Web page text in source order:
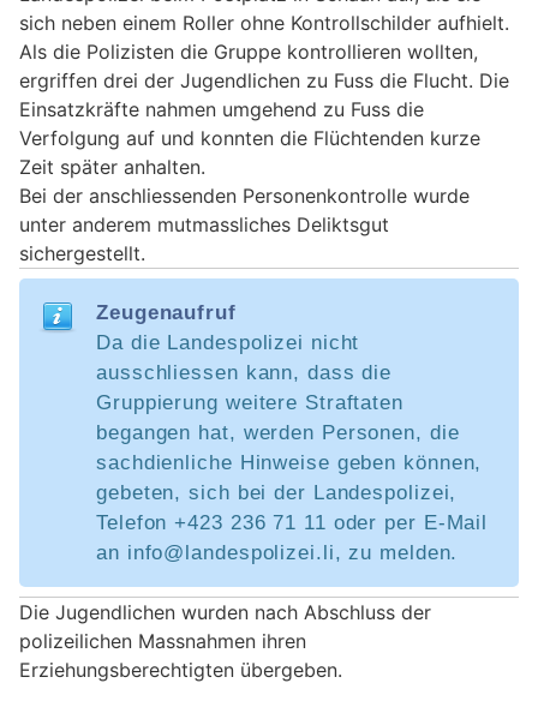
sich neben einem Roller ohne Kontrollschilder aufhielt.
Als die Polizisten die Gruppe kontrollieren wollten,
ergriffen drei der Jugendlichen zu Fuss die Flucht. Die
Einsatzkräfte nahmen umgehend zu Fuss die
Verfolgung auf und konnten die Flüchtenden kurze
Zeit später anhalten.
Bei der anschliessenden Personenkontrolle wurde
unter anderem mutmassliches Deliktsgut
sichergestellt.
Zeugenaufruf
Da die Landespolizei nicht
ausschliessen kann, dass die
Gruppierung weitere Straftaten
begangen hat, werden Personen, die
sachdienliche Hinweise geben können,
gebeten, sich bei der Landespolizei,
Telefon +423 236 71 11 oder per E-Mail
an info@landespolizei.li, zu melden.
Die Jugendlichen wurden nach Abschluss der
polizeilichen Massnahmen ihren
Erziehungsberechtigten übergeben.